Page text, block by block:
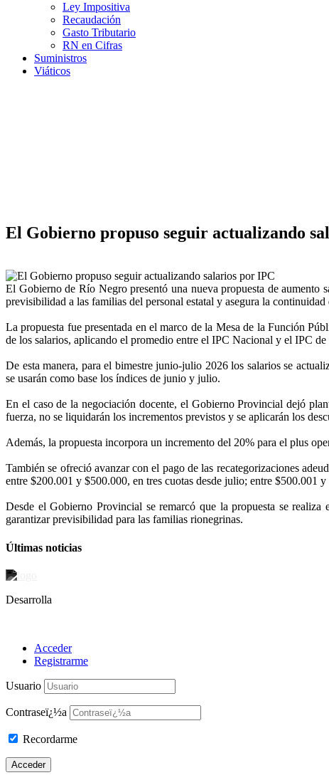
Ley Impositiva
Recaudación
Gasto Tributario
RN en Cifras
Suministros
Viáticos
El Gobierno propuso seguir actualizando
El Gobierno de Río Negro presentó una nueva propuesta de aumento
previsibilidad a las familias del personal estatal y asegura la
La propuesta fue presentada en el marco de la Mesa de la Función
de los salarios, aplicando el promedio entre el IPC Nacional y el IPC
De esta manera, para el bimestre junio-julio 2026 los salarios se
se usarán como base los índices de junio y julio.
En el caso de la negociación docente, el Gobierno Provincial dejó
fuerza, no se liquidarán los incrementos previstos y se aplicarán los
Además, la propuesta incorpora un incremento del 20% para el plus
También se ofreció avanzar con el pago de las recategorizaciones
entre $200.001 y $500.000, en tres cuotas desde julio; entre $500.001
Desde el Gobierno Provincial se remarcó que la propuesta se
garantizar previsibilidad para las familias rionegrinas.
Últimas noticias
Desarrolla
Acceder
Registrarme
Usuario
Contraseï¿½a
Recordarme
Acceder